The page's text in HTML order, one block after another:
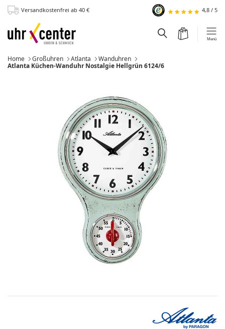
Hauptinhalt
Versandkostenfrei ab 40 € 4,8 / 5
Menü
Warenkorb
Suchfeld
Home Großuhren Atlanta
Wanduhren
Momentan:
Atlanta Küchen-Wanduhr Nostalgie Hellgrün 6124/6